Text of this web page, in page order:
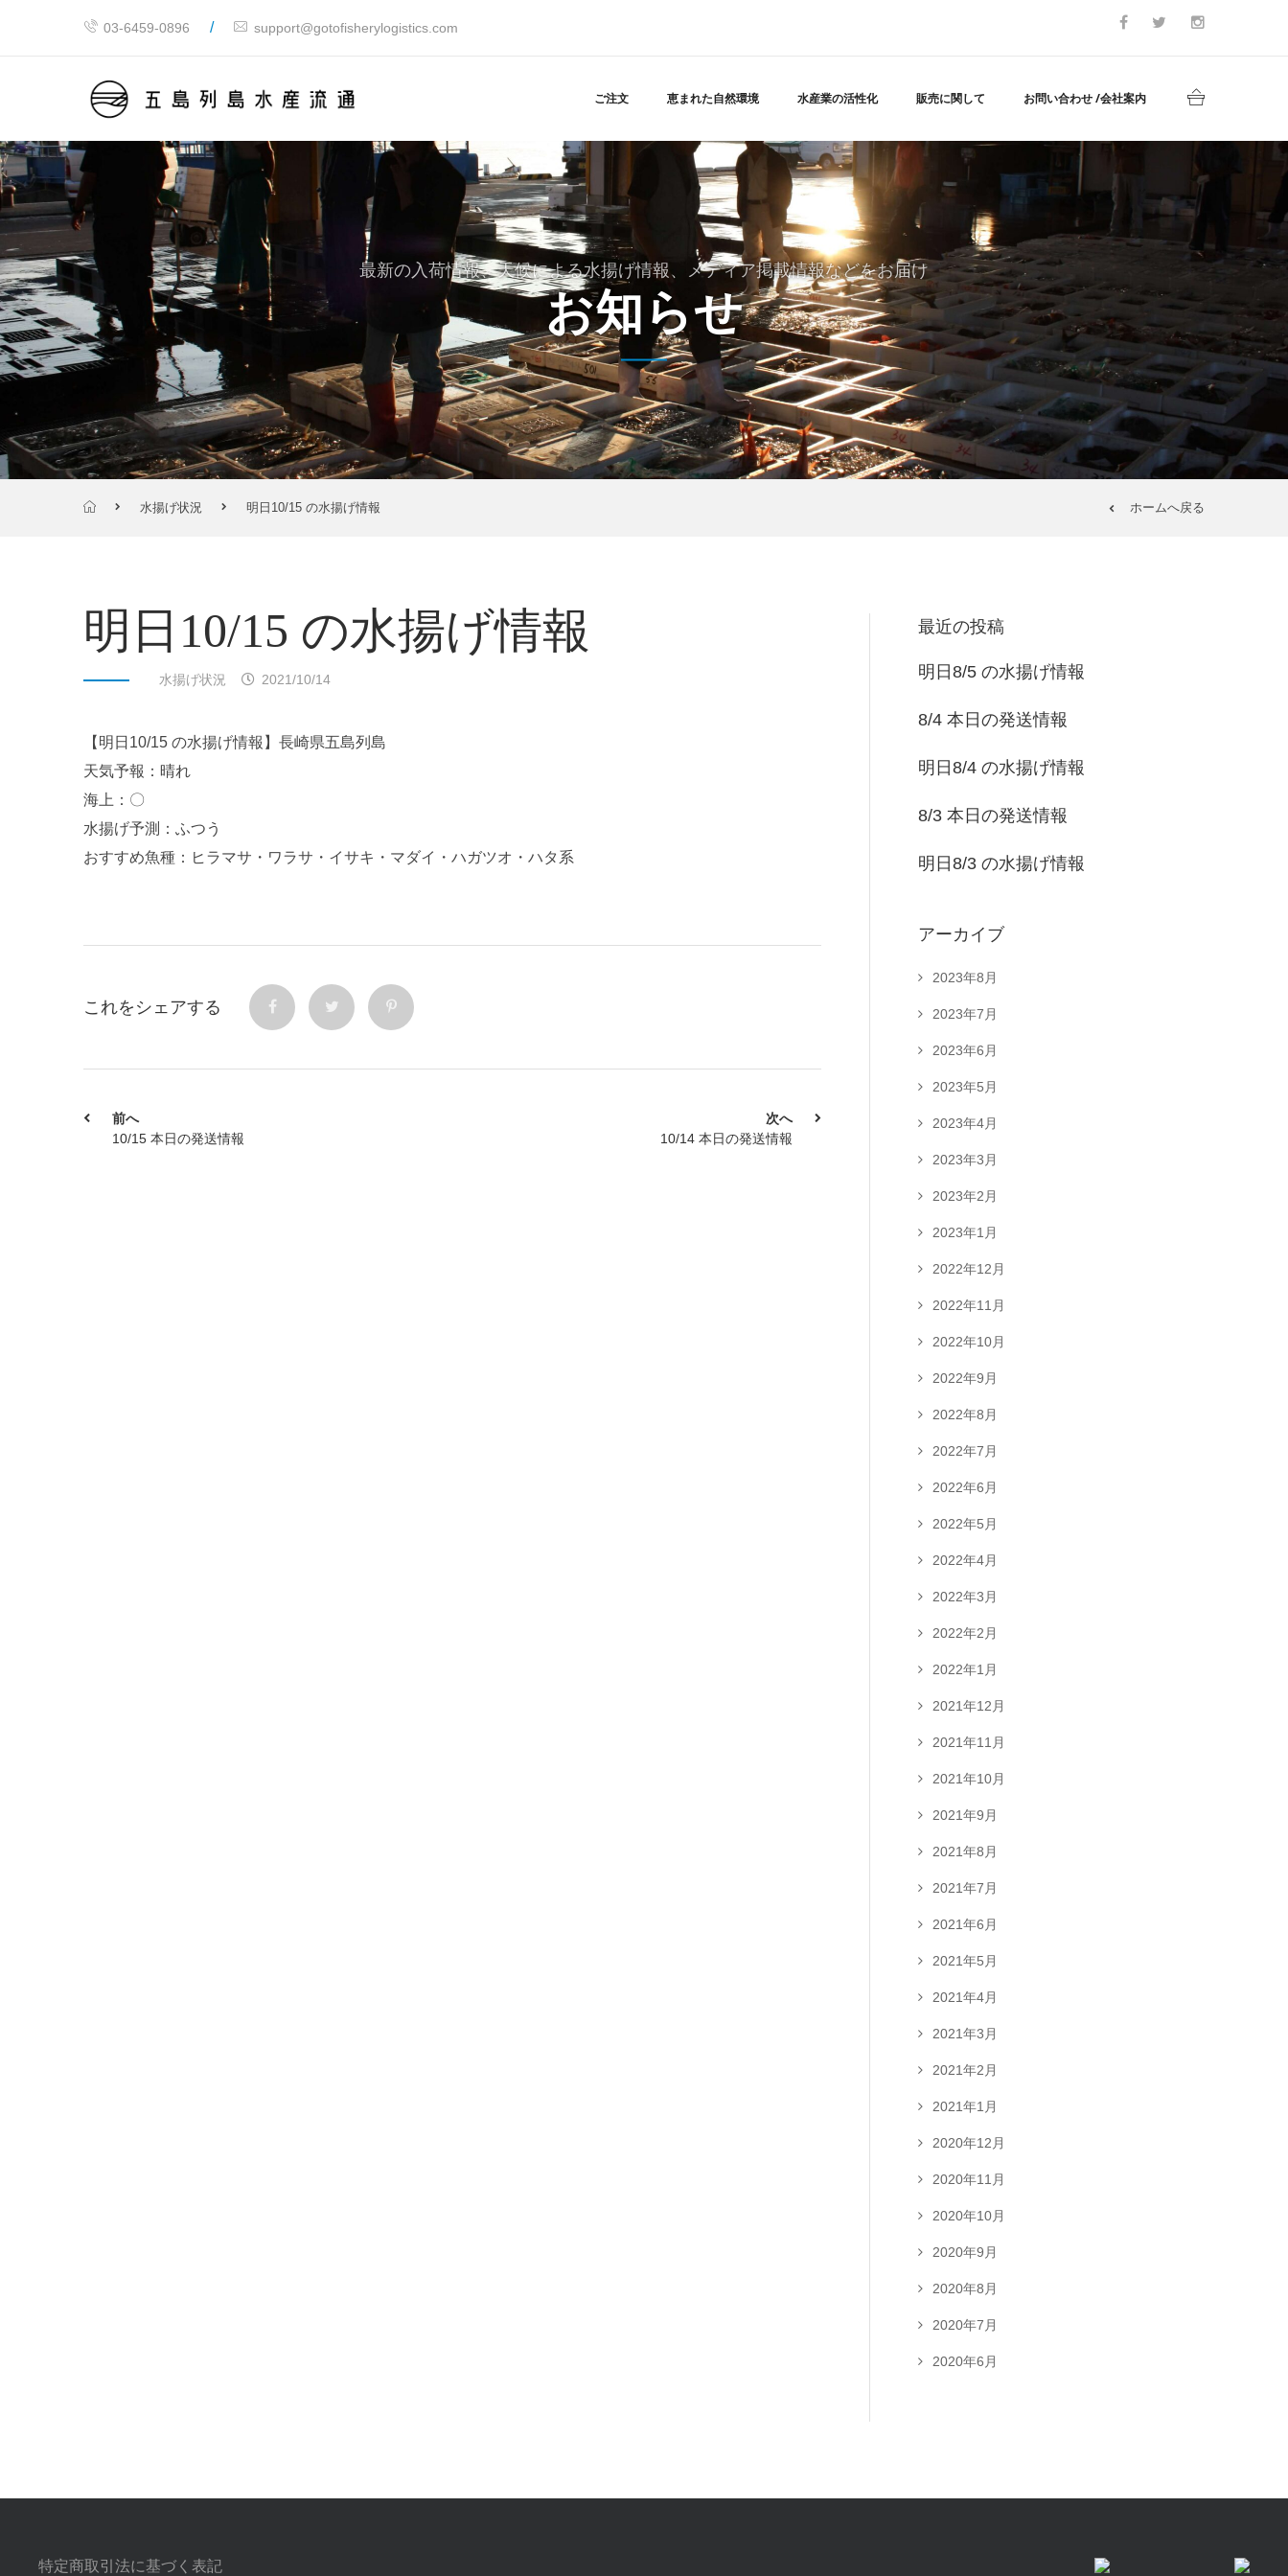
03-6459-0896 / support@gotofisherylogistics.com
ご注文 恵まれた自然環境 水産業の活性化 販売に関して お問い合わせ /会社案内
最新の入荷情報、天候による水揚げ情報、メディア掲載情報などをお届け
お知らせ
水揚げ状況 明日10/15 の水揚げ情報 ホームへ戻る
明日10/15 の水揚げ情報
水揚げ状況 2021/10/14
【明日10/15 の水揚げ情報】長崎県五島列島
天気予報：晴れ
海上：〇
水揚げ予測：ふつう
おすすめ魚種：ヒラマサ・ワラサ・イサキ・マダイ・ハガツオ・ハタ系
これをシェアする
前へ
10/15 本日の発送情報
次へ
10/14 本日の発送情報
最近の投稿
明日8/5 の水揚げ情報
8/4 本日の発送情報
明日8/4 の水揚げ情報
8/3 本日の発送情報
明日8/3 の水揚げ情報
アーカイブ
2023年8月
2023年7月
2023年6月
2023年5月
2023年4月
2023年3月
2023年2月
2023年1月
2022年12月
2022年11月
2022年10月
2022年9月
2022年8月
2022年7月
2022年6月
2022年5月
2022年4月
2022年3月
2022年2月
2022年1月
2021年12月
2021年11月
2021年10月
2021年9月
2021年8月
2021年7月
2021年6月
2021年5月
2021年4月
2021年3月
2021年2月
2021年1月
2020年12月
2020年11月
2020年10月
2020年9月
2020年8月
2020年7月
2020年6月
特定商取引法に基づく表記